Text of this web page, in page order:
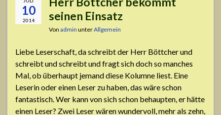
10
2014
seinen Einsatz
Von admin unterAllgemein
Liebe Leserschaft, da schreibt der Herr Böttcher und
schreibt und schreibt und fragt sich doch so manches
Mal, ob überhaupt jemand diese Kolumne liest. Eine
Leserin oder einen Leser zu haben, das wäre schon
fantastisch. Wer kann von sich schon behaupten, er hätte
einen Leser? Zwei Leser wären wundervoll, mehr als zehn,